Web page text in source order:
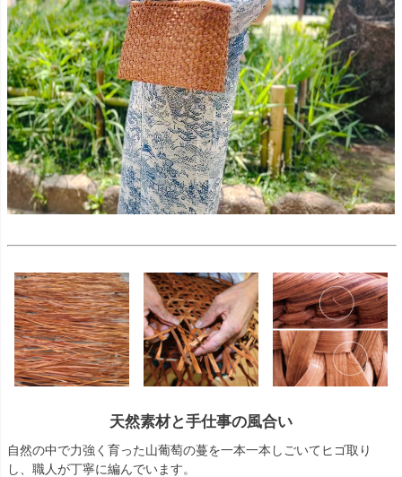
天然素材と手仕事の風合い
自然の中で力強く育った山葡萄の蔓を一本一本しごいてヒゴ取り
し、職人が丁寧に編んでいます。